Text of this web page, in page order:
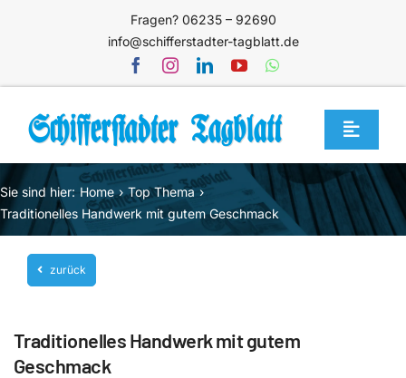
Fragen? 06235 – 92690
info@schifferstadter-tagblatt.de
Toggle
Home
Themen
Blog
Unternehmen
Mediathek
Sie sind hier: Home
Top Thema
Traditionelles Handwerk mit gutem Geschmack
zurück
Traditionelles Handwerk mit gutem
Geschmack